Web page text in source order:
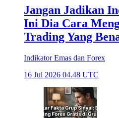
Jangan Jadikan
Ini Dia Cara
Trading Yang
Indikator Emas dan Forex
16 Jul 2026 04.48 UTC